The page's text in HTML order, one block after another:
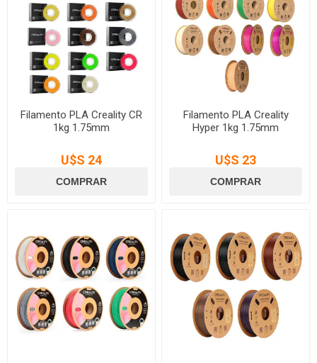
Filamento PLA Creality CR
1kg 1.75mm
U$S 24
Filamento PLA Creality
Hyper 1kg 1.75mm
U$S 23